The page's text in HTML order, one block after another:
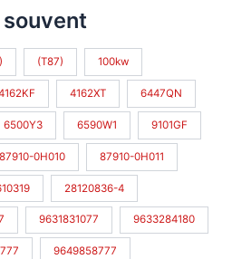
(T87) 100kw
4162XT 6447QN
6500Y3 6590W1 9101GF
87910-0H010 87910-0H011
28120836-4
9631831077 9633284180
9649858777